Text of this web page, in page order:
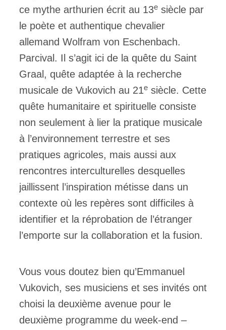
ce mythe arthurien écrit au 13e siècle par
le poète et authentique chevalier
allemand Wolfram von Eschenbach.
Parcival. Il s’agit ici de la quête du Saint
Graal, quête adaptée à la recherche
musicale de Vukovich au 21e siècle. Cette
quête humanitaire et spirituelle consiste
non seulement à lier la pratique musicale
à l’environnement terrestre et ses
pratiques agricoles, mais aussi aux
rencontres interculturelles desquelles
jaillissent l’inspiration métisse dans un
contexte où les repères sont difficiles à
identifier et la réprobation de l’étranger
l’emporte sur la collaboration et la fusion.
Vous vous doutez bien qu’Emmanuel
Vukovich, ses musiciens et ses invités ont
choisi la deuxième avenue pour le
deuxième programme du week-end –